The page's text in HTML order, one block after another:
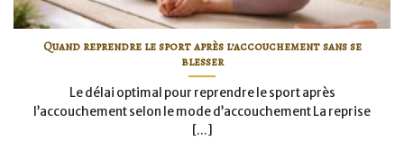
Quand reprendre le sport après l’accouchement sans se
blesser
Le délai optimal pour reprendre le sport après
l’accouchement selon le mode d’accouchement La reprise
[...]